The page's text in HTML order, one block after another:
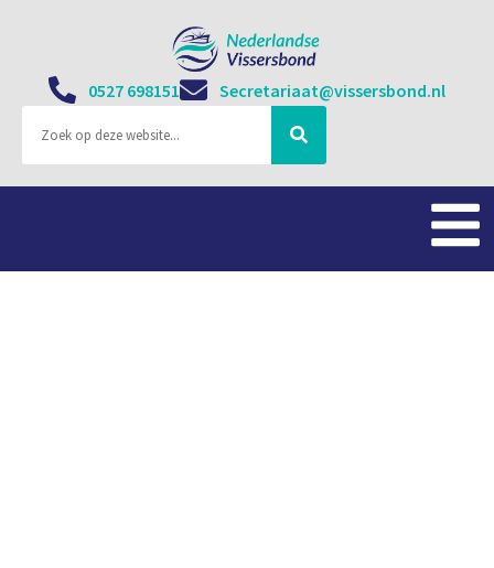
0527 698151 Secretariaat@vissersbond.nl